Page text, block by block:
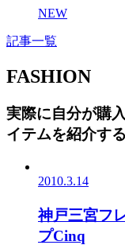
NEW
記事一覧
FASHION
実際に自分が購
イテムを紹介す
2010.3.14
神戸三宮フ
プCinq